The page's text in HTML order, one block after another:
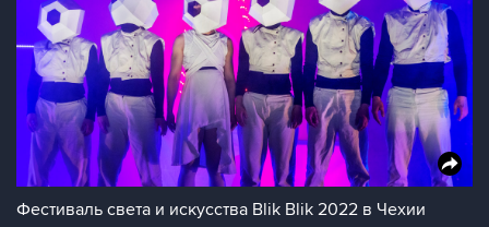
Фестиваль света и искусства Blik Blik 2022 в Чехии